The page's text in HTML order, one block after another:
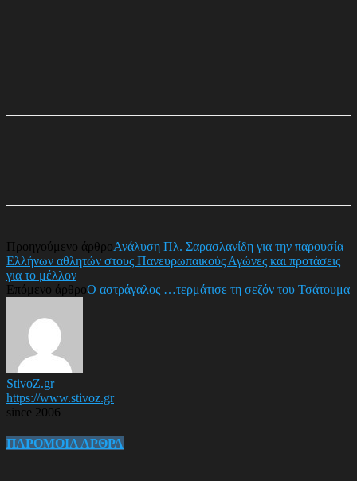
Προηγούμενο άρθροΑνάλυση Πλ. Σαρασλανίδη για την παρουσία
Ελλήνων αθλητών στους Πανευρωπαικούς Αγώνες και προτάσεις
για το μέλλον
Επόμενο άρθροΟ αστράγαλος …τερμάτισε τη σεζόν του Τσάτουμα
StivoZ.gr
https://www.stivoz.gr
since 2006
ΠΑΡΟΜΟΙΑ ΑΡΘΡΑ